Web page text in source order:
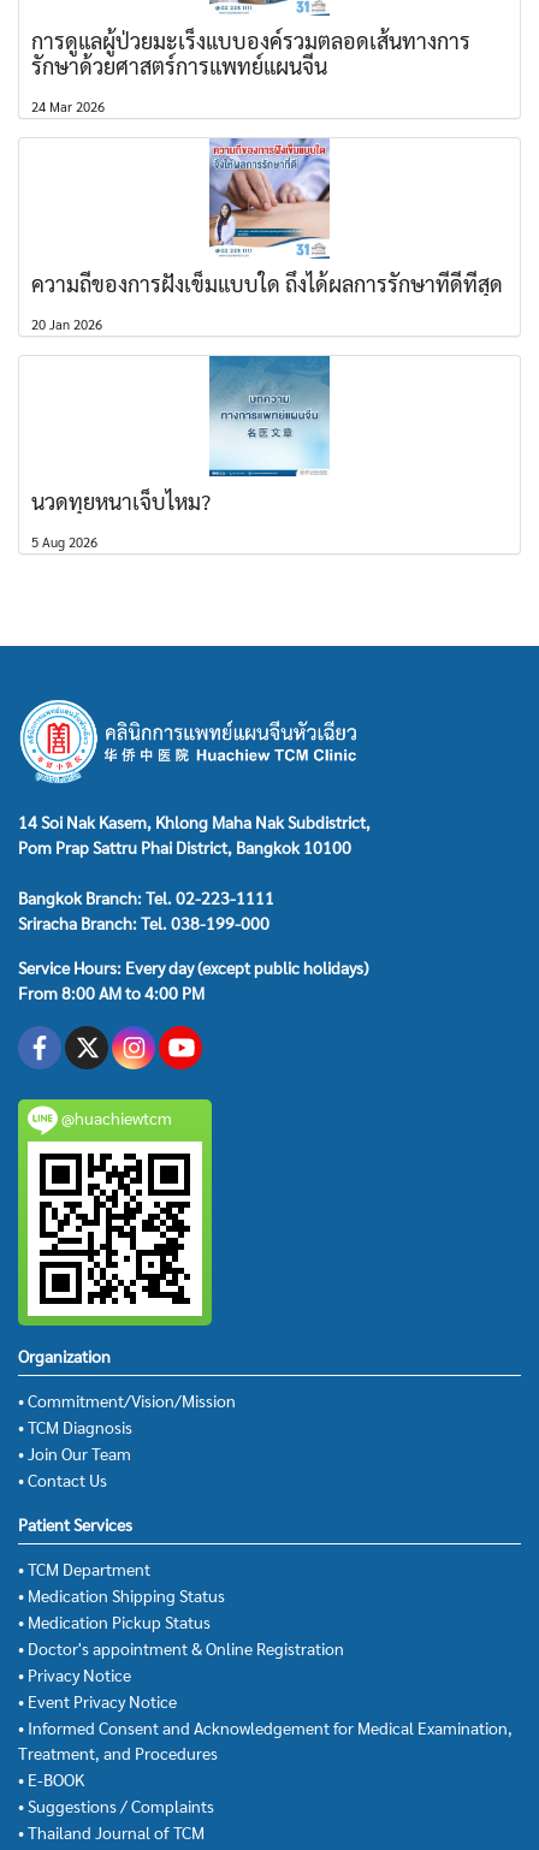
การดูแลผู้ป่วยมะเร็งแบบองค์รวมตลอดเส้นทางการ
รักษาด้วยศาสตร์การแพทย์แผนจีน
24 Mar 2026
ความถี่ของการฝังเข็มแบบใด ถึงได้ผลการรักษาที่ดีที่สุด
20 Jan 2026
นวดทุยหนาเจ็บไหม?
5 Aug 2026
14 Soi Nak Kasem, Khlong Maha Nak Subdistrict,
Pom Prap Sattru Phai District, Bangkok 10100
Bangkok Branch: Tel. 02-223-1111
Sriracha Branch: Tel. 038-199-000
Service Hours: Every day (except public holidays)
From 8:00 AM to 4:00 PM
@huachiewtcm
Organization
• Commitment/Vision/Mission
• TCM Diagnosis
• Join Our Team
• Contact Us
Patient Services
• TCM Department
• Medication Shipping Status
• Medication Pickup Status
• Doctor's appointment & Online Registration
• Privacy Notice
• Event Privacy Notice
• Informed Consent and Acknowledgement for Medical Examination,
Treatment, and Procedures
• E-BOOK
• Suggestions / Complaints
• Thailand Journal of TCM